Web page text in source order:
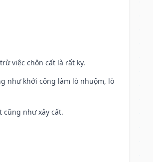
việc chôn cất là rất kỵ.
như khởi công làm lò nhuộm, lò
cũng như xây cất.